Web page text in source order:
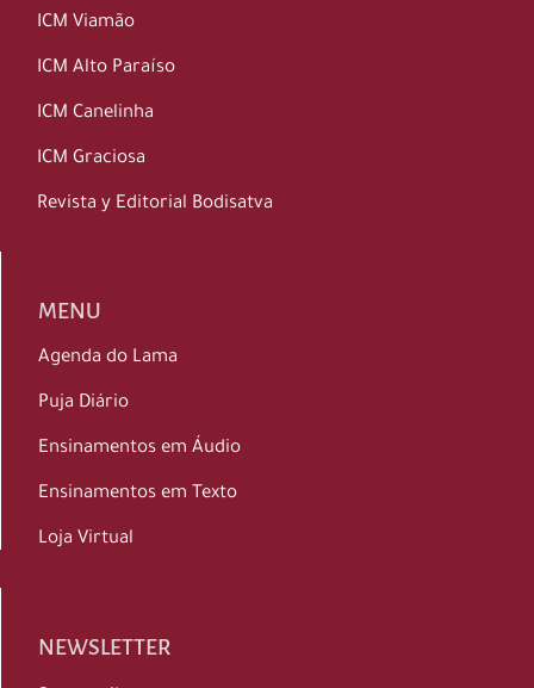
ICM Viamão
ICM Alto Paraíso
ICM Canelinha
ICM Graciosa
Revista y Editorial Bodisatva
MENU
Agenda do Lama
Puja Diário
Ensinamentos em Áudio
Ensinamentos em Texto
Loja Virtual
NEWSLETTER